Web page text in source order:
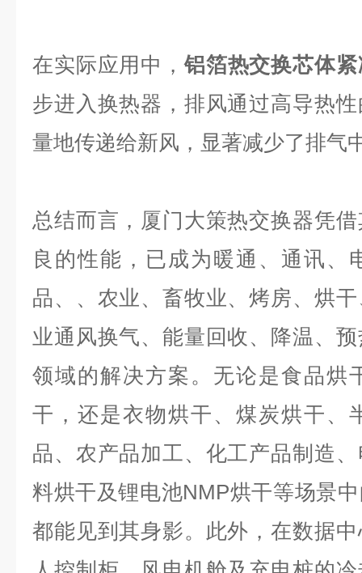
在实际应用中，铝箔热交换芯体
步进入换热器，排风通过高导热
量地传递给新风，显著减少了排气
总结而言，厦门大策热交换器凭
良的性能，已成为暖通、通讯、
品、、农业、畜牧业、烤房、烘
业通风换气、能量回收、降温、
领域的解决方案。无论是食品烘
干，还是衣物烘干、煤炭烘干、
品、农产品加工、化工产品制造
料烘干及锂电池NMP烘干等场景
都能见到其身影。此外，在数据